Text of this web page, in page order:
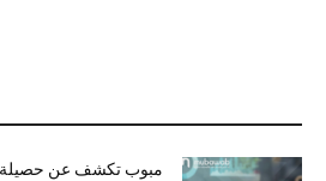
مبوب تكشف عن حصيلة